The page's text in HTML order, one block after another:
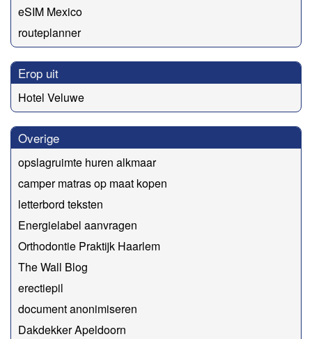
eSIM Mexico
routeplanner
Erop uit
Hotel Veluwe
Overige
opslagruimte huren alkmaar
camper matras op maat kopen
letterbord teksten
Energielabel aanvragen
Orthodontie Praktijk Haarlem
The Wall Blog
erectiepil
document anonimiseren
Dakdekker Apeldoorn